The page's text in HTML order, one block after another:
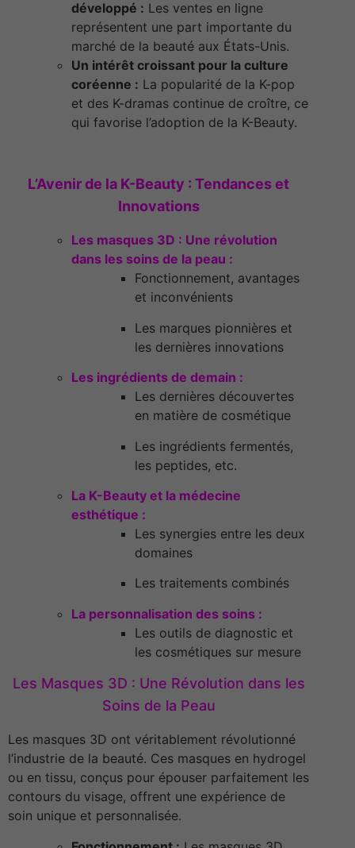
développé : Les ventes en ligne
représentent une part importante du
marché de la beauté aux États-Unis.
Un intérêt croissant pour la culture
coréenne : La popularité de la K-pop
et des K-dramas continue de croître, ce
qui favorise l’adoption de la K-Beauty.
L’Avenir de la K-Beauty : Tendances et
Innovations
Les masques 3D : Une révolution
dans les soins de la peau :
Fonctionnement, avantages
et inconvénients
Les marques pionnières et
les dernières innovations
Les ingrédients de demain :
Les dernières découvertes
en matière de cosmétique
Les ingrédients fermentés,
les peptides, etc.
La K-Beauty et la médecine
esthétique :
Les synergies entre les deux
domaines
Les traitements combinés
La personnalisation des soins :
Les outils de diagnostic et
les cosmétiques sur mesure
Les Masques 3D : Une Révolution dans les
Soins de la Peau
Les masques 3D ont véritablement révolutionné
l’industrie de la beauté. Ces masques en hydrogel
ou en tissu, conçus pour épouser parfaitement les
contours du visage, offrent une expérience de
soin unique et personnalisée.